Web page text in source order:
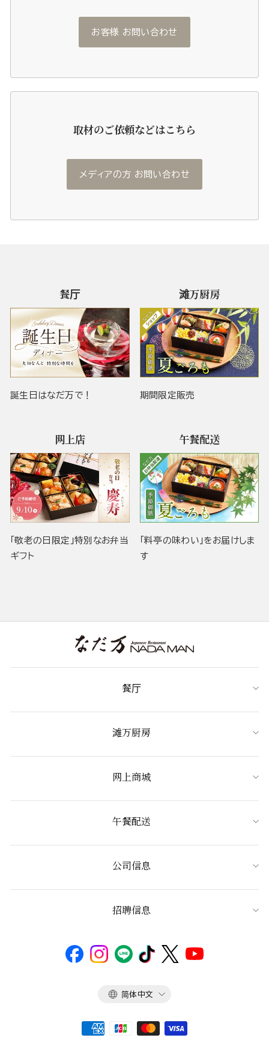
お客様 お問い合わせ
取材のご依頼などはこちら
メディアの方 お問い合わせ
餐厅
誕生日はなだ万で！
滩万厨房
期間限定販売
网上店
「敬老の日限定」特別なお弁当
ギフト
午餐配送
「料亭の味わい」をお届けしま
す
餐厅
滩万厨房
网上商城
午餐配送
公司信息
招聘信息
语
简体中文